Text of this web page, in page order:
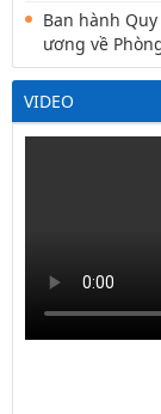
Ban hành
ương về
VIDEO